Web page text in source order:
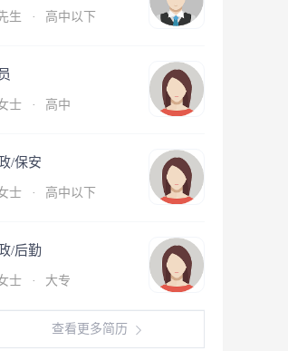
生 · 高中以下
士 · 高中
/保安
士 · 高中以下
/后勤
士 · 大专
查看更多简历